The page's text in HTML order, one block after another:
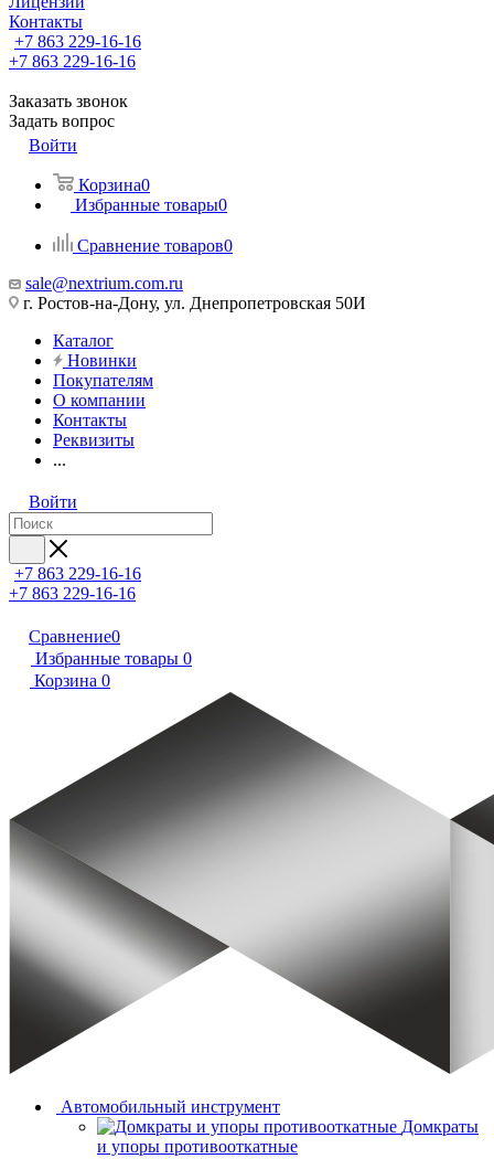
Контакты
+7 863 229-16-16
+7 863 229-16-16
Заказать звонок
Задать вопрос
Войти
Корзина0
Избранные товары0
Сравнение товаров0
sale@nextrium.com.ru
г. Ростов-на-Дону, ул. Днепропетровская 50И
Каталог
Новинки
Покупателям
О компании
Контакты
Реквизиты
...
Войти
+7 863 229-16-16
+7 863 229-16-16
Сравнение0
Избранные товары 0
Корзина 0
Автомобильный инструмент
Домкраты
и упоры противооткатные